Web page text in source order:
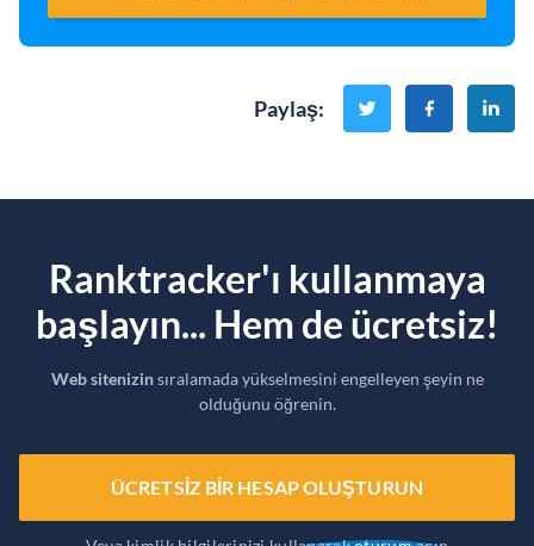
Paylaş:
Ranktracker'ı kullanmaya
başlayın... Hem de ücretsiz!
Web sitenizinsıralamada yükselmesini engelleyen şeyin ne
olduğunu öğrenin.
ÜCRETSIZ BIR HESAP OLUŞTURUN